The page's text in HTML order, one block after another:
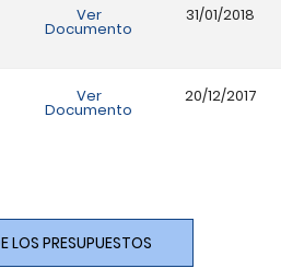
Ver
Documento
31/01/2018
Ver
Documento
20/12/2017
LOS PRESUPUESTOS